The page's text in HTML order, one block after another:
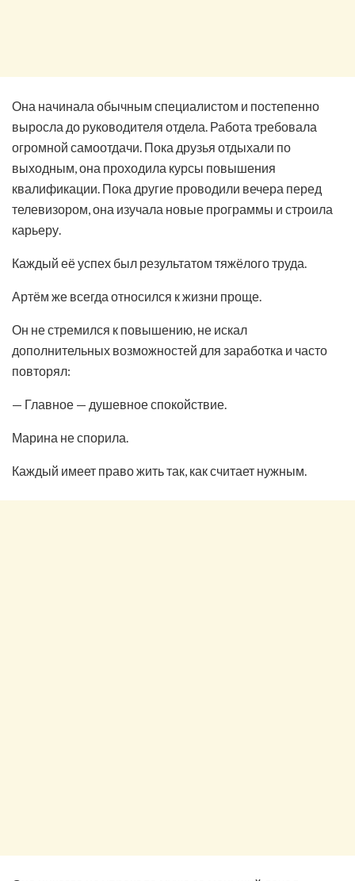
Она начинала обычным специалистом и постепенно
выросла до руководителя отдела. Работа требовала
огромной самоотдачи. Пока друзья отдыхали по
выходным, она проходила курсы повышения
квалификации. Пока другие проводили вечера перед
телевизором, она изучала новые программы и строила
карьеру.
Каждый её успех был результатом тяжёлого труда.
Артём же всегда относился к жизни проще.
Он не стремился к повышению, не искал
дополнительных возможностей для заработка и часто
повторял:
— Главное — душевное спокойствие.
Марина не спорила.
Каждый имеет право жить так, как считает нужным.